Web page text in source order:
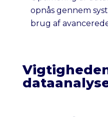
opnås gennem
brug af